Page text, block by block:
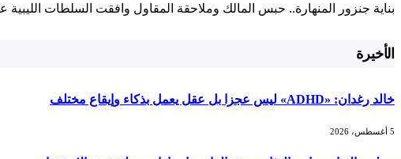
بناية جنزور المنهارة.. ‌حبس المالك وملاحقة ⁢المقاول وافقت السلطات
الأخيرة
خالد رغدان: «ADHD» ليس عجزا بل عقل يعمل بذكاء وإيقاع مختلف
5 أغسطس، 2026